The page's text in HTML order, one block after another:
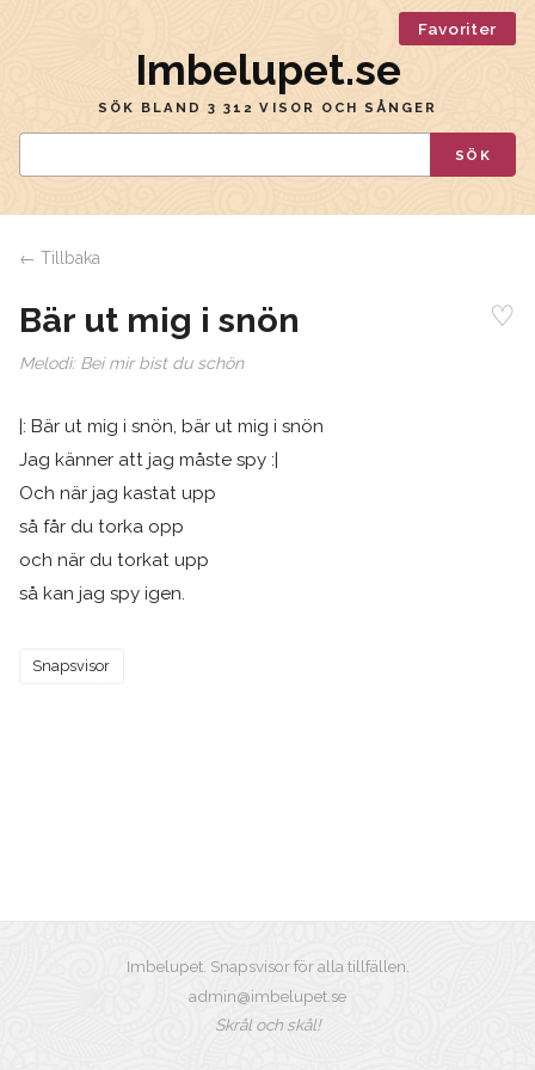
Favoriter
Imbelupet.se
SÖK BLAND 3 312 VISOR OCH SÅNGER
SÖK
← Tillbaka
Bär ut mig i snön ♡
Melodi: Bei mir bist du schön
|: Bär ut mig i snön, bär ut mig i snön
Jag känner att jag måste spy :|
Och när jag kastat upp
så får du torka opp
och när du torkat upp
så kan jag spy igen.
Snapsvisor
Imbelupet. Snapsvisor för alla tillfällen.
admin@imbelupet.se
Skrål och skål!